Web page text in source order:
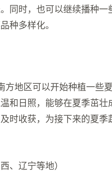
同时，也可以继续播种一
种多样化。
地区可以开始种植一些
和日照，能够在夏季茁壮
时收获，为接下来的夏季
、辽宁等地）